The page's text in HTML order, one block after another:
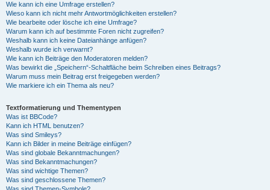
Wie kann ich eine Umfrage erstellen?
Wieso kann ich nicht mehr Antwortmöglichkeiten erstellen?
Wie bearbeite oder lösche ich eine Umfrage?
Warum kann ich auf bestimmte Foren nicht zugreifen?
Weshalb kann ich keine Dateianhänge anfügen?
Weshalb wurde ich verwarnt?
Wie kann ich Beiträge den Moderatoren melden?
Was bewirkt die „Speichern“-Schaltfläche beim Schreiben eines Beitrags?
Warum muss mein Beitrag erst freigegeben werden?
Wie markiere ich ein Thema als neu?
Textformatierung und Thementypen
Was ist BBCode?
Kann ich HTML benutzen?
Was sind Smileys?
Kann ich Bilder in meine Beiträge einfügen?
Was sind globale Bekanntmachungen?
Was sind Bekanntmachungen?
Was sind wichtige Themen?
Was sind geschlossene Themen?